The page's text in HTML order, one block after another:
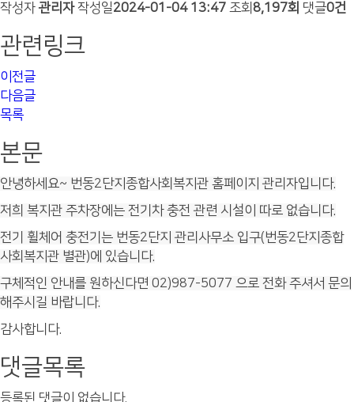
작성자 관리자 작성일2024-01-04 13:47 조회 8,197회 댓글0건
관련링크
이전글
다음글
목록
본문
안녕하세요~ 번동2단지종합사회복지관 홈페이지 관리자입니다.
저희 복지관 주차장에는 전기차 충전 관련 시설이 따로 없습니다.
전기 휠체어 충전기는 번동2단지 관리사무소 입구(번동2단지종합
사회복지관 별관)에 있습니다.
구체적인 안내를 원하신다면 02)987-5077 으로 전화 주셔서 문의
해주시길 바랍니다.
감사합니다.
댓글목록
등록된 댓글이 없습니다.